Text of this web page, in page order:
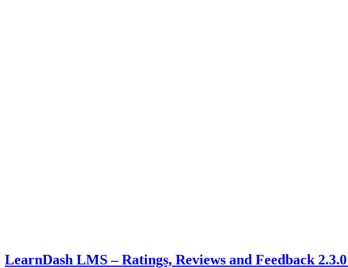
LearnDash LMS – Ratings, Reviews and Feedback